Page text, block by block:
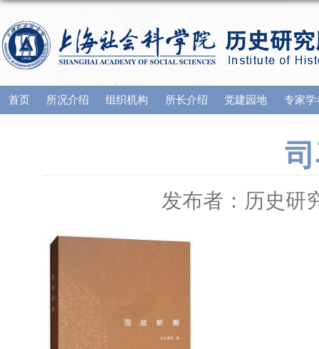
首页 所况介绍 组织机构 所长介绍 党建园地 专家学
发布者：历史研